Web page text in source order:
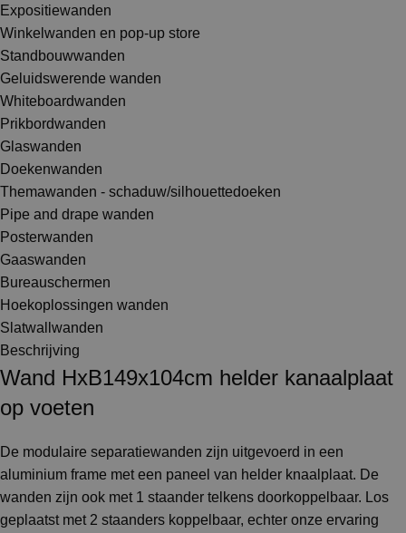
Expositiewanden
Winkelwanden en pop-up store
Standbouwwanden
Geluidswerende wanden
Whiteboardwanden
Prikbordwanden
Glaswanden
Doekenwanden
Themawanden - schaduw/silhouettedoeken
Pipe and drape wanden
Posterwanden
Gaaswanden
Bureauschermen
Hoekoplossingen wanden
Slatwallwanden
Beschrijving
Wand HxB149x104cm helder kanaalplaat
op voeten
De modulaire separatiewanden zijn uitgevoerd in een
aluminium frame met een paneel van helder knaalplaat. De
wanden zijn ook met 1 staander telkens doorkoppelbaar. Los
geplaatst met 2 staanders koppelbaar, echter onze ervaring